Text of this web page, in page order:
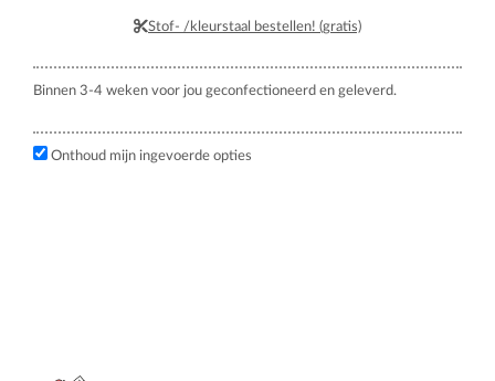
Stof- /kleurstaal bestellen! (gratis)
Binnen 3-4 weken voor jou geconfectioneerd en geleverd.
Onthoud mijn ingevoerde opties